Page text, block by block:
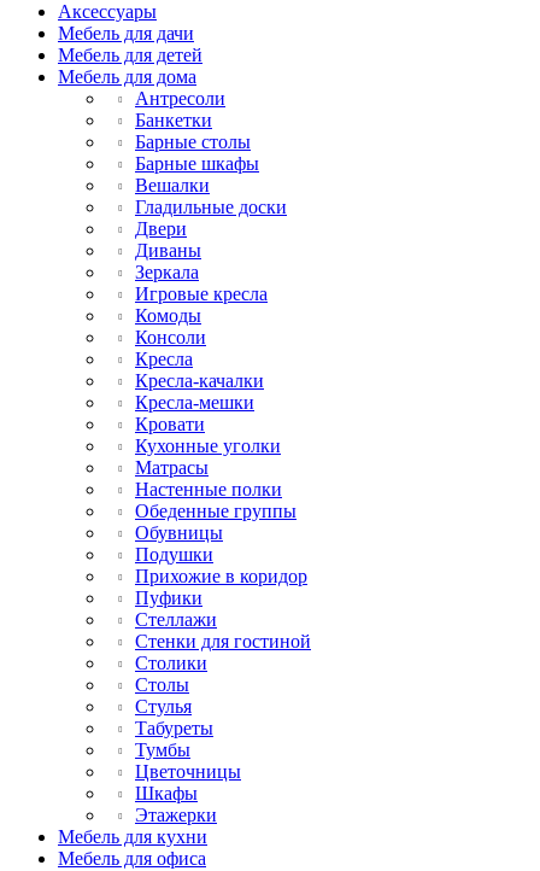
Аксессуары
Мебель для дачи
Мебель для детей
Мебель для дома
Антресоли
Банкетки
Барные столы
Барные шкафы
Вешалки
Гладильные доски
Двери
Диваны
Зеркала
Игровые кресла
Комоды
Консоли
Кресла
Кресла-качалки
Кресла-мешки
Кровати
Кухонные уголки
Матрасы
Настенные полки
Обеденные группы
Обувницы
Подушки
Прихожие в коридор
Пуфики
Стеллажи
Стенки для гостиной
Столики
Столы
Стулья
Табуреты
Тумбы
Цветочницы
Шкафы
Этажерки
Мебель для кухни
Мебель для офиса